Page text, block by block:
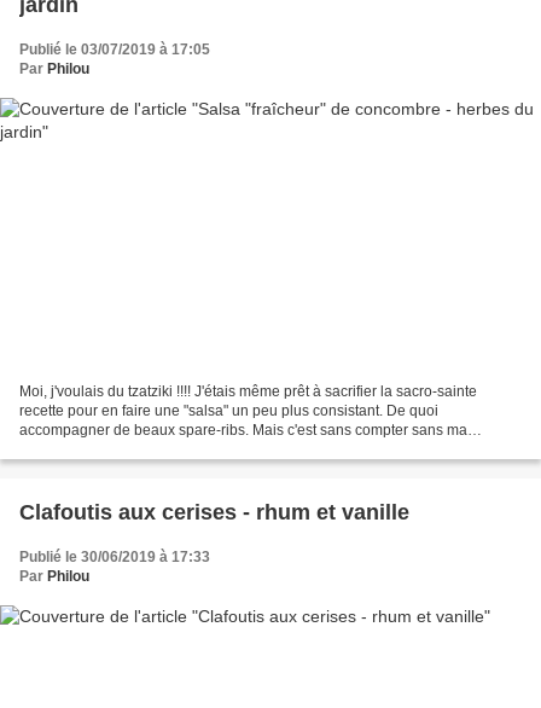
Publié le 03/07/2019 à 17:05
Par Philou
Moi, j'voulais du tzatziki !!!! J'étais même prêt à sacrifier la sacro-sainte
recette pour en faire une "salsa" un peu plus consistant. De quoi
accompagner de beaux spare-ribs. Mais c'est sans compter sans ma
Clafoutis aux cerises - rhum et vanille
Publié le 30/06/2019 à 17:33
Par Philou